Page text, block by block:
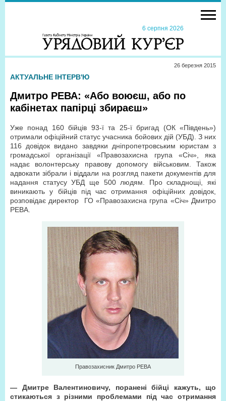
6 серпня 2026
26 березня 2015
АКТУАЛЬНЕ ІНТЕРВ'Ю
Дмитро РЕВА: «Або воюєш, або по
кабінетах папірці збираєш»
Уже понад 160 бійців 93-ї та 25-ї бригад (ОК «Південь»)
отримали офіційний статус учасника бойових дій (УБД). З них
116 довідок видано завдяки дніпропетровським юристам з
громадської організації «Правозахисна група «Січ», яка
надає волонтерську правову допомогу військовим. Також
адвокати зібрали і віддали на розгляд пакети документів для
надання статусу УБД ще 500 людям. Про складнощі, які
виникають у бійців під час отримання офіційних довідок,
розповідає директор
ГО «Правозахисна група «Січ» Дмитро
РЕВА.
Правозахисник Дмитро РЕВА
— Дмитре Валентиновичу, поранені бійці кажуть, що
стикаються з різними проблемами під час отримання